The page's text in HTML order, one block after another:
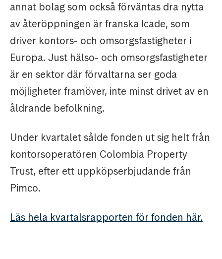
annat bolag som också förväntas dra nytta
av återöppningen är franska Icade, som
driver kontors- och omsorgsfastigheter i
Europa. Just hälso- och omsorgsfastigheter
är en sektor där förvaltarna ser goda
möjligheter framöver, inte minst drivet av en
åldrande befolkning.
Under kvartalet sålde fonden ut sig helt från
kontorsoperatören Colombia Property
Trust, efter ett uppköpserbjudande från
Pimco.
Läs hela kvartalsrapporten för fonden här.